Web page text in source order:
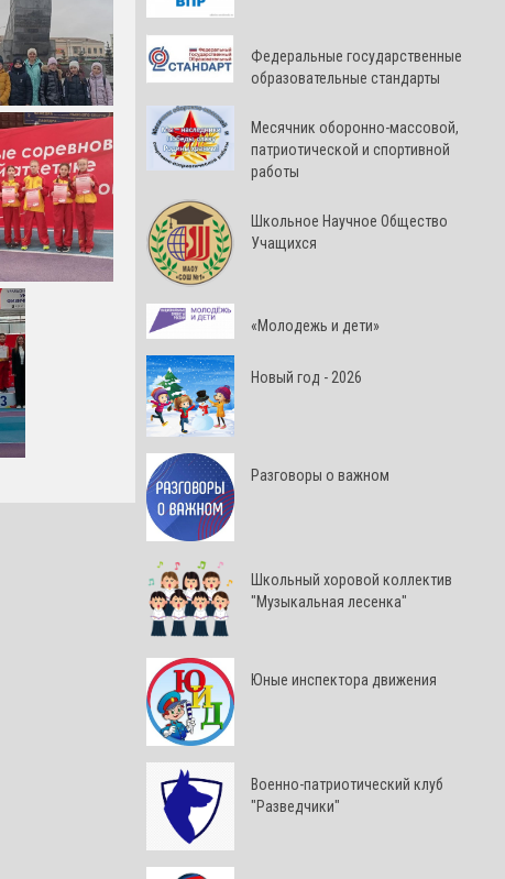
Федеральные государственные
образовательные стандарты
Месячник оборонно-массовой,
патриотической и спортивной
работы
Школьное Научное Общество
Учащихся
«Молодежь и дети»
Новый год - 2026
Разговоры о важном
Школьный хоровой коллектив
"Музыкальная лесенка"
Юные инспектора движения
Военно-патриотический клуб
"Разведчики"